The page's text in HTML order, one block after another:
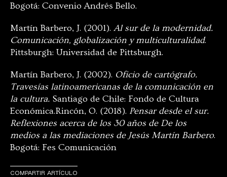
Bogotá: Convenio Andrés Bello.
Martín Barbero, J. (2001). Al sur de la modernidad.
Comunicación, globalización y multiculturalidad.
Pittsburgh: Universidad de Pittsburgh.
Martín Barbero, J. (2002). Oficio de cartógrafo.
Travesías latinoamericanas de la comunicación en
la cultura. Santiago de Chile: Fondo de Cultura
Económica.Rincón, O. (2018). Pensar desde el sur.
Reflexiones acerca de los 30 años de De los
medios a las mediaciones de Jesús Martín Barbero.
Bogotá: Fes Comunicación
COMPARTIR ARTÍCULO